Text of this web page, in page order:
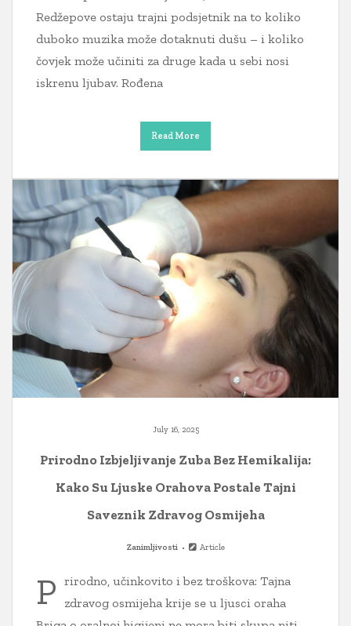
Redžepove ostaju trajni podsjetnik na to koliko
duboko muzika može dotaknuti dušu – i koliko
čovjek može učiniti za druge kada u sebi nosi
iskrenu ljubav. Rođena
Read More
July 16, 2025
Prirodno Izbjeljivanje Zuba Bez Hemikalija:
Kako Su Ljuske Orahova Postale Tajni
Saveznik Zdravog Osmijeha
Zanimljivosti Article
P rirodno, učinkovito i bez troškova: Tajna
zdravog osmijeha krije se u ljusci oraha